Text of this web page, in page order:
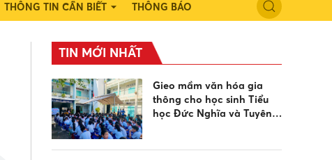
THÔNG TIN CẦN BIẾT THÔNG BÁO
TIN MỚI NHẤT
Gieo mầm văn hóa gia
thông cho học sinh Tiểu
học Đức Nghĩa và Tuyên